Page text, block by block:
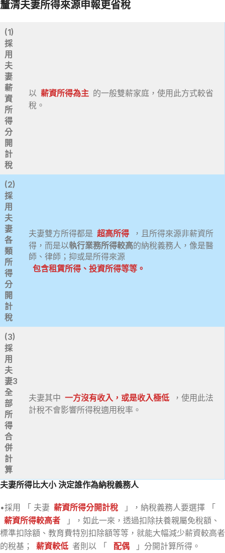
釐清夫妻所得來源申報更省稅
(1)
採
用
夫
妻
薪
資
所
得
分
開
計
稅
以 薪資所得為主 的一般雙薪家庭，使用此方式較省
稅。
(2)
採
用
夫
妻
各
類
所
得
分
開
計
稅
夫妻雙方所得都是 超高所得
，且所得來源非薪資所
得，而是以執行業務所得較高的納稅義務人，像是醫
師、律師；抑或是所得來源
包含租賃所得、投資所得等等 。
(3)
採
用
夫
妻3
全
部
所
得
合
併
計
算
夫妻其中 一方沒有收入，或是收入極低
，使用此法
計稅不會影響所得稅適用稅率。
夫妻所得比大小 決定誰作為納稅義務人
•採用 「 夫妻 薪資所得分開計稅
」，納稅義務人要選擇 「
薪資所得較高者
」，如此一來，透過扣除扶養親屬免稅額、
標準扣除額、教育費特別扣除額等等，就能大幅減少薪資較高者
的稅基；
薪資較低 者則以 「 配偶 」分開計算所得。